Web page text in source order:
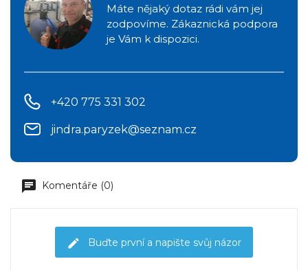
Máte nějaký dotaz rádi vám jej
zodpovíme. Zákaznická podpora
je Vám k dispozici.
+420 775 331 302
jindra.paryzek@seznam.cz
Komentáře (0)
Buďte první a napište svůj názor